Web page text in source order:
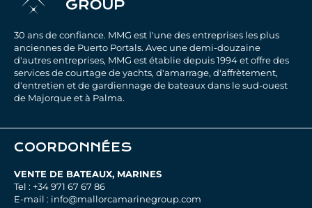
30 ans de confiance. MMG est l'une des entreprises les plus
anciennes de Puerto Portals. Avec une demi-douzaine
d'autres entreprises, MMG est établie depuis 1994 et offre des
services de courtage de yachts, d'amarrage, d'affrètement,
d'entretien et de gardiennage de bateaux dans le sud-ouest
de Majorque et à Palma.
COORDONNÉES
VENTE DE BATEAUX, MARINES
Tel : +34 971 67 67 86
E-mail : info@mallorcamarinegroup.com